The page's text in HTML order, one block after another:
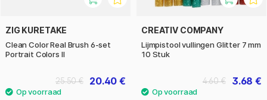
ZIG KURETAKE
Clean Color Real Brush 6-set
Portrait Colors II
20.40 €
25.50 €
CREATIV COMPANY
Lijmpistool vullingen Glitter 7 mm
10 Stuk
3.68 €
4.60 €